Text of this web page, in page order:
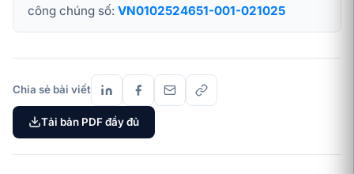
công chúng số: VN0102524651-001-021025
Chia sẻ bài viết
Tải bản PDF đầy đủ